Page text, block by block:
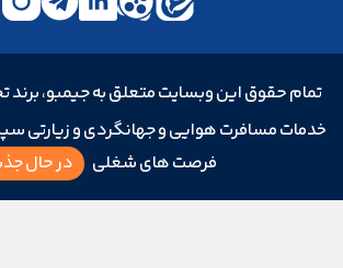
تمام حقوق این وبسایت متعلق به جیمبو،
خدمات مسافرت هوایی و جهانگردی و زیارتی
فرصت های شغلی
در حال